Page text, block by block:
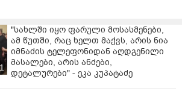
"სახლში იყო ფარული მოსასმენები,
ამ წუთში, რაც ხელთ მაქვს, არის ნია
იმნაძის ტელეფონიდან აღდგენილი
მასალები, არის ანძები,
დეტალურები" - ეკა კუპატაძე